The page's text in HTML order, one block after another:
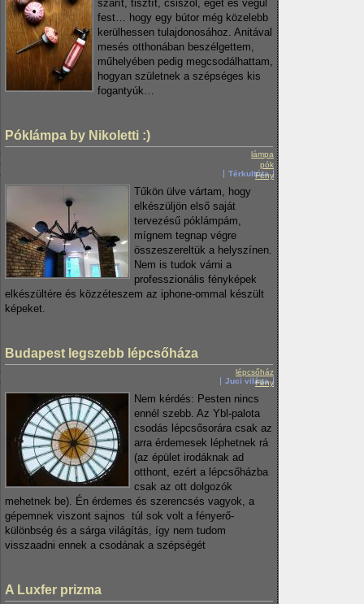
szárít, tisztít, csiszol, éget és végül
fest… hogy egy bútor még közelebb
kerülhessen tulajdonosához. Anitával
mesés otthonában beszélgettem,
műhelyében pedig megcsodálhattam,
hogyan születnek a szépséges kis
fogantyúk…
Póklámpa by Nikoletti :)
lámpa
pók
Fény
Térkultúra
Tűkön ülve vártam, hogy
elkészüljön első saját
tervezésű póklámpám,
mígnem tegnap végre
összeszereltük a helyszínen.
Nem is tudok várni a
professzionális fényképek
elkészültére és közzéteszem az iphone-ommal készült
képeket.
Budapest legszebb lépcsőháza
lépcsőház
Fény
Juci világa
Nem kérdés: Pesten nincs
ennél szebb. Az Ybl-palota
csodás lépcsősorára csak az
arra érdemesek léphetnek rá
(az épület irodáknak ad
otthont, ezért a lépcsőházba
csak az ott dolgozók
mehetnek be). Én érdemes és szerencsés vagyok, a
gépemnek viszont sajnos túl sok volt a fényerő-
különbség és a sárga világítás, így nem tudom
visszaadni ennek a csodának a szépségét
A Luxfer prizma